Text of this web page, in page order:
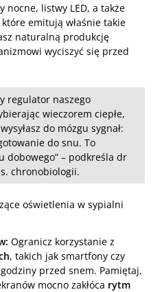
nocne, listwy LED, a także
emitują właśnie takie
naturalną produkcję
wyciszyć się przed
regulator naszego
wieczorem ciepłe,
do mózgu sygnał:
do snu. To
dobowego” – podkreśla dr
chronobiologii.
oświetlenia w sypialni
Ogranicz korzystanie z
, takich jak smartfony czy
przed snem. Pamiętaj,
mocno zakłóca rytm